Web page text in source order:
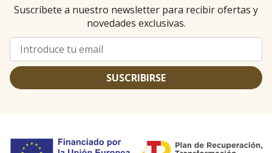
Suscríbete a nuestro newsletter para recibir ofertas y
novedades exclusivas.
SUSCRIBIRSE